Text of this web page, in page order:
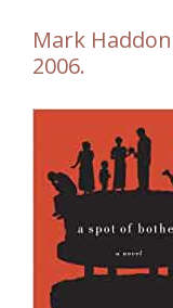
Mark
2006.